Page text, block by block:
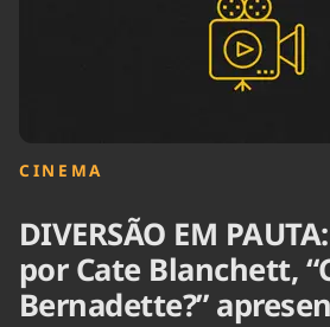
Internacional
CINEMA
DIVERSÃO EM
por Cate Blanchett,
Bernadette?”